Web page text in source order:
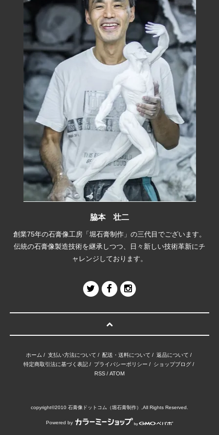
脇本 壮二
創業75年の石膏像工房「堀石膏制作」の三代目でございます。
伝統の石膏像製造技術を継承しつつ、日々新しい技術革新にチ
ャレンジしております。
ホーム / 支払い方法について / 配送・送料について / 返品について /
特定商取引法に基づく表記 / プライバシーポリシー / ショップブログ /
RSS / ATOM
copyright©2010 石膏像ドットコム（堀石膏制作）,All Rights Reserved.
Powered by